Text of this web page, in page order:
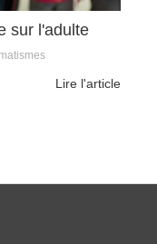
sur l'adulte
Lire l'article